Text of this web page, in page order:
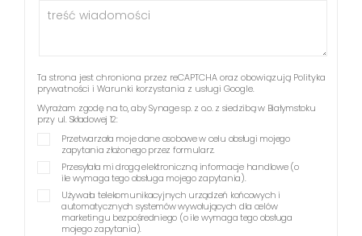
Ta strona jest chroniona przez reCAPTCHA oraz obowiązują Polityka
prywatności i Warunki korzystania z usługi Google.
Wyrażam zgodę na to, aby Synage sp. z o.o. z siedzibą w Białymstoku
przy ul. Składowej 12:
Przetwarzała moje dane osobowe w celu obsługi mojego
zapytania złożonego przez formularz.
Przesyłała mi drogą elektroniczną informacje handlowe (o
ile wymaga tego obsługa mojego zapytania).
Używała telekomunikacyjnych urządzeń końcowych i
automatycznych systemów wywołujących dla celów
marketingu bezpośredniego (o ile wymaga tego obsługa
mojego zapytania).